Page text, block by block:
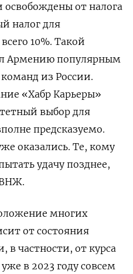
от налога
налог для
10%. Такой
Армению популярным
из России.
«Хабр Карьеры»
выбор для
предсказуемо.
оказались. Те, кому
удачу позднее,
ВНЖ.
многих
от состояния
в частности, от курса
в 2023 году совсем